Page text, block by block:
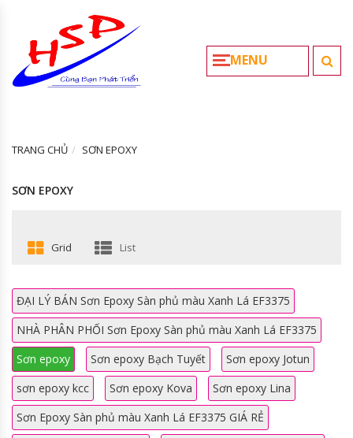
MENU
TRANG CHỦ SƠN EPOXY
SƠN EPOXY
Grid List
ĐẠI LÝ BÁN Sơn Epoxy Sàn phủ màu Xanh Lá EF3375
NHÀ PHÂN PHỐI Sơn Epoxy Sàn phủ màu Xanh Lá EF3375
Sơn epoxy
Sơn epoxy Bạch Tuyết
Sơn epoxy Jotun
sơn epoxy kcc
Sơn epoxy Kova
Sơn epoxy Lina
Sơn Epoxy Sàn phủ màu Xanh Lá EF3375 GIÁ RẺ